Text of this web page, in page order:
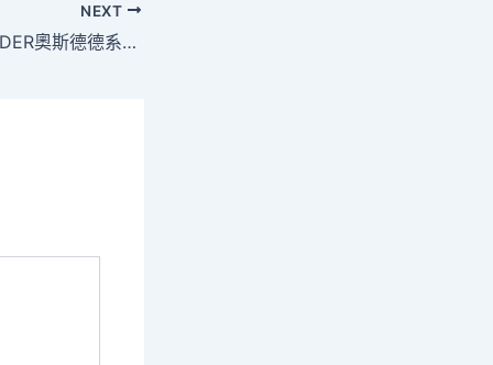
NEXT
教育部等談中國OSDER奧斯德德系車的教育公平 增投入倡公平[要點]_中國發展門戶網－國家發展門戶